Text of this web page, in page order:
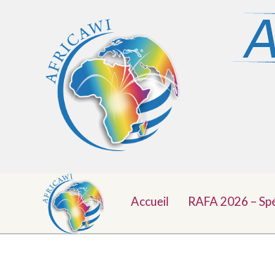
Top
Accueil RAFA 2026 –